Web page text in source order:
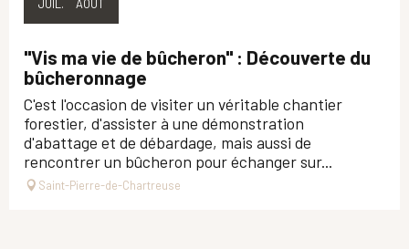
JUIL. AOÛT
"Vis ma vie de bûcheron" : Découverte du
bûcheronnage
C'est l'occasion de visiter un véritable chantier
forestier, d'assister à une démonstration
d'abattage et de débardage, mais aussi de
rencontrer un bûcheron pour échanger sur...
Saint-Pierre-de-Chartreuse